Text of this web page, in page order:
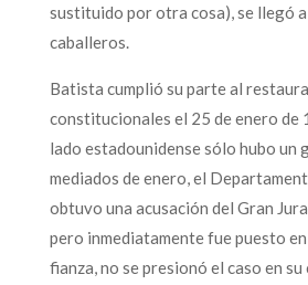
sustituido por otra cosa), se llegó
caballeros.
Batista cumplió su parte al
constitucionales el 25 de enero de
lado estadounidense sólo hubo un
mediados de enero, el
obtuvo una acusación del Gran
pero inmediatamente fue puesto
fianza, no se presionó el caso en